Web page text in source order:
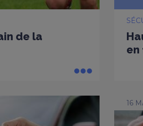
de la
en
16